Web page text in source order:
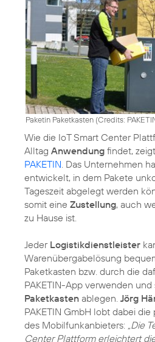
Paketin Paketkasten (Credits:
Wie die IoT Smart Center
Alltag Anwendung findet,
PAKETIN . Das Unternehmen
entwickelt, in dem Pakete
Tageszeit abgelegt werden
somit eine Zustellung, auch
zu Hause ist.
Jeder Logistikdienstleister
Warenübergabelösung
Paketkasten bzw. durch die
PAKETIN-App verwenden
Paketkasten ablegen. Jörg
PAKETIN GmbH lobt dabei
des Mobilfunkanbieters: „Die
Center Plattform erleichtert